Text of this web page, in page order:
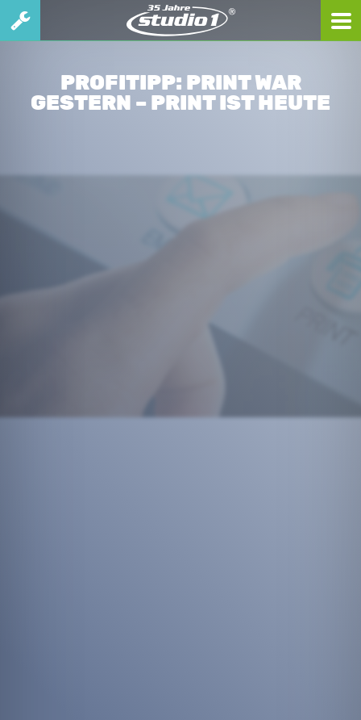
PROFITIPP: PRINT WAR
GESTERN – PRINT IST HEUTE